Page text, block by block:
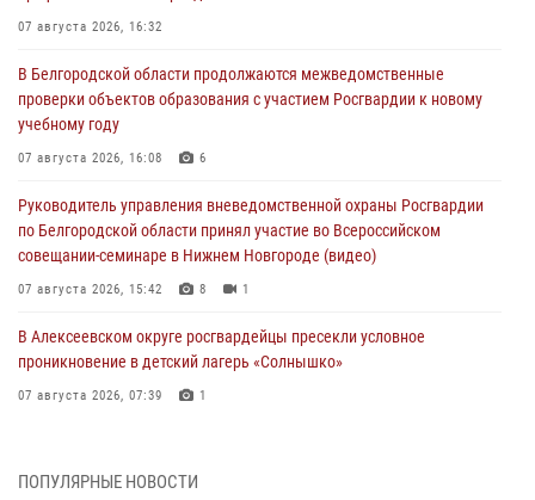
07 августа 2026, 16:32
В Белгородской области продолжаются межведомственные
проверки объектов образования с участием Росгвардии к новому
учебному году
07 августа 2026, 16:08 6
Руководитель управления вневедомственной охраны Росгвардии
по Белгородской области принял участие во Всероссийском
совещании-семинаре в Нижнем Новгороде (видео)
07 августа 2026, 15:42 8 1
В Алексеевском округе росгвардейцы пресекли условное
проникновение в детский лагерь «Солнышко»
07 августа 2026, 07:39 1
ПОПУЛЯРНЫЕ НОВОСТИ